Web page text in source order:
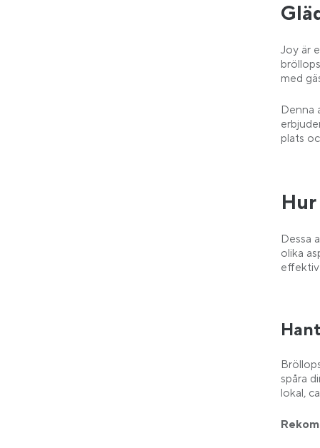
Joy är
med
Denna
plats
Dessa
olika
effektiv
spåra
lokal,